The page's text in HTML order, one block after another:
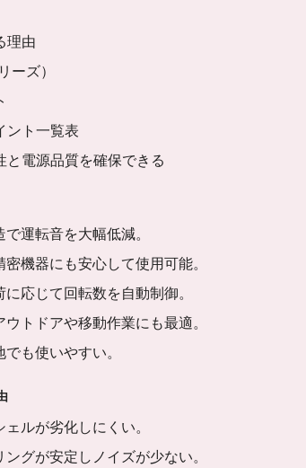
理由
ーズ）
ント一覧表
電源品質を確保できる
運転音を大幅低減。
密機器にも安心して使用可能。
に応じて回転数を自動制御。
ウトドアや移動作業にも最適。
も使いやすい。
ルが劣化しにくい。
ングが安定しノイズが少ない。